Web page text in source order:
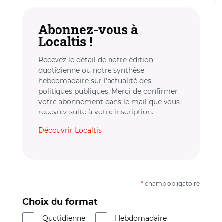
Abonnez-vous à
Localtis !
Recevez le détail de notre édition
quotidienne ou notre synthèse
hebdomadaire sur l’actualité des
politiques publiques. Merci de confirmer
votre abonnement dans le mail que vous
recevrez suite à votre inscription.
Découvrir Localtis
* champ obligatoire
Choix du format
Quotidienne
Hebdomadaire